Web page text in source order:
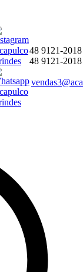
48 9121-2018
48 9121-